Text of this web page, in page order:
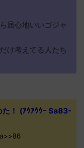
居心地いいゴジャ
け考えてる人たち
た！ (ｱｳｱｳｳｰ Sa83-